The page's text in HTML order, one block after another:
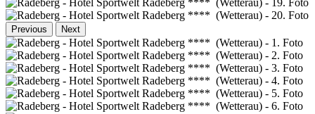
Previous Next